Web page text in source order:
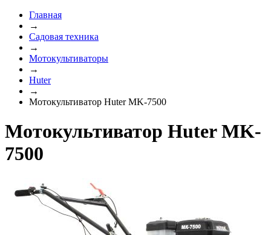
Главная
→
Садовая техника
→
Мотокультиваторы
→
Huter
→
Мотокультиватор Huter MK-7500
Мотокультиватор Huter MK-
7500